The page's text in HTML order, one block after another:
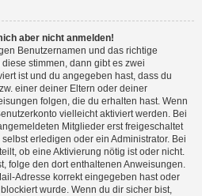
aber nicht anmelden!
Benutzernamen und das richtige
stimmen, dann gibt es zwei
ist und du angegeben hast, dass du
einer deiner Eltern oder deiner
folgen, die du erhalten hast. Wenn
vielleicht aktiviert werden. Bei
Mitglieder erst freigeschaltet
erledigen oder ein Administrator. Bei
ob eine Aktivierung nötig ist oder nicht.
folge den dort enthaltenen Anweisungen.
Adresse korrekt eingegeben hast oder
wurde. Wenn du dir sicher bist,